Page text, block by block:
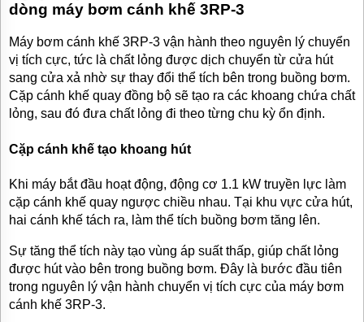
dòng máy bơm cánh khế 3RP-3
Máy bơm cánh khế 3RP-3 vận hành theo nguyên lý chuyển
vị tích cực, tức là chất lỏng được dịch chuyển từ cửa hút
sang cửa xả nhờ sự thay đổi thể tích bên trong buồng bơm.
Cặp cánh khế quay đồng bộ sẽ tạo ra các khoang chứa chất
lỏng, sau đó đưa chất lỏng đi theo từng chu kỳ ổn định.
Cặp cánh khế tạo khoang hút
Khi máy bắt đầu hoạt động, động cơ 1.1 kW truyền lực làm
cặp cánh khế quay ngược chiều nhau. Tại khu vực cửa hút,
hai cánh khế tách ra, làm thể tích buồng bơm tăng lên.
Sự tăng thể tích này tạo vùng áp suất thấp, giúp chất lỏng
được hút vào bên trong buồng bơm. Đây là bước đầu tiên
trong nguyên lý vận hành chuyển vị tích cực của máy bơm
cánh khế 3RP-3.